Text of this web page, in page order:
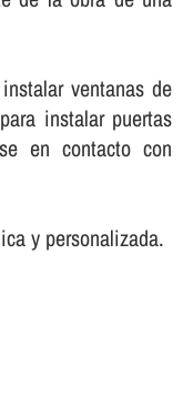
ventanas de
instalar puertas
en contacto con
y personalizada.